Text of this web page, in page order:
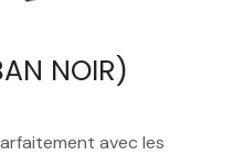
NOIR)
avec les